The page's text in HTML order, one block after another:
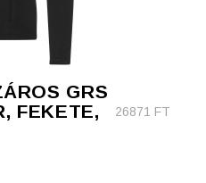
GRS
FEKETE,
26871 FT